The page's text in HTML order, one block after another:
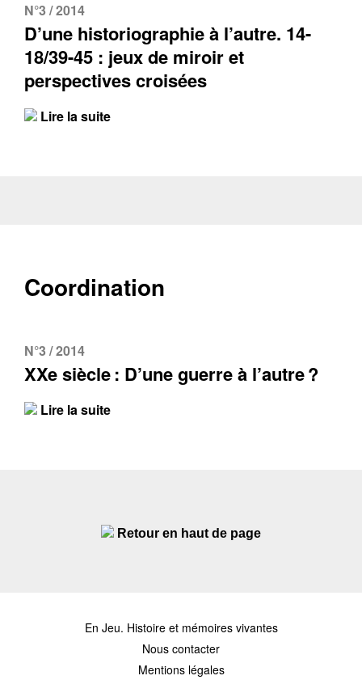
N°3 / 2014
D’une historiographie à l’autre. 14-
18/39-45 : jeux de miroir et
perspectives croisées
Lire la suite
Coordination
N°3 / 2014
XXe siècle : D’une guerre à l’autre ?
Lire la suite
Retour en haut de page
En Jeu. Histoire et mémoires vivantes
Nous contacter
Mentions légales